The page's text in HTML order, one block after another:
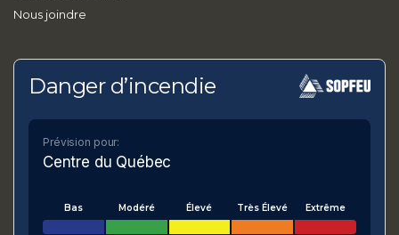
Nous joindre
Danger d’incendie
Prévision pour:
Centre du Québec
Bas Modéré Élevé Très Élevé Extrême